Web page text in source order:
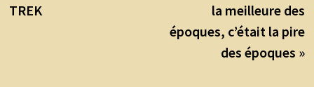
TREK
la meilleure des
époques, c’était la pire
des époques »